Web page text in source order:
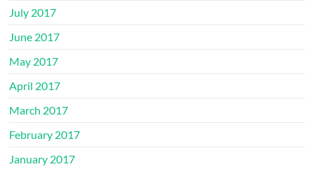
July 2017
June 2017
May 2017
April 2017
March 2017
February 2017
January 2017